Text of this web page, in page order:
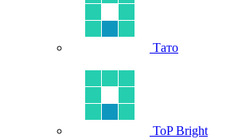
Тато
ToP Bright